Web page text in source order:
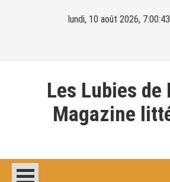
lundi, 10 août 2026,
Les Lubies de
Magazine